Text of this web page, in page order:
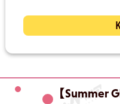
【Summer